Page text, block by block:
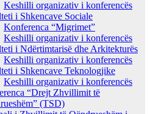
Keshilli organizativ i konferencës
i Shkencave Sociale
Konferenca “Migrimet”
Keshilli organizativ i konferencës
i Ndërtimtarisë dhe Arkitekturës
Keshilli organizativ i konferencës
i Shkencave Teknologjike
Keshilli organizativ i konferencës
“Drejt Zhvillimit të
(TSD)